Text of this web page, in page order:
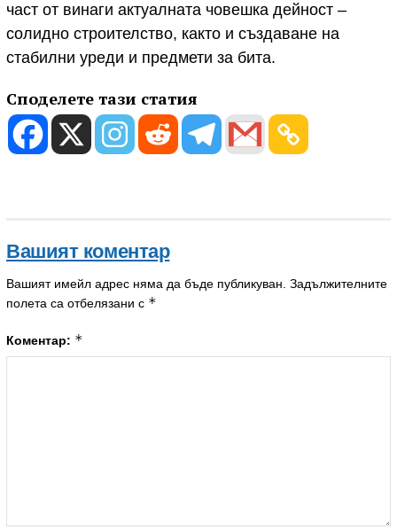
част от винаги актуалната човешка дейност –
солидно строителство, както и създаване на
стабилни уреди и предмети за бита.
Споделете тази статия
Вашият коментар
Вашият имейл адрес няма да бъде публикуван. Задължителните
полета са отбелязани с *
Коментар: *